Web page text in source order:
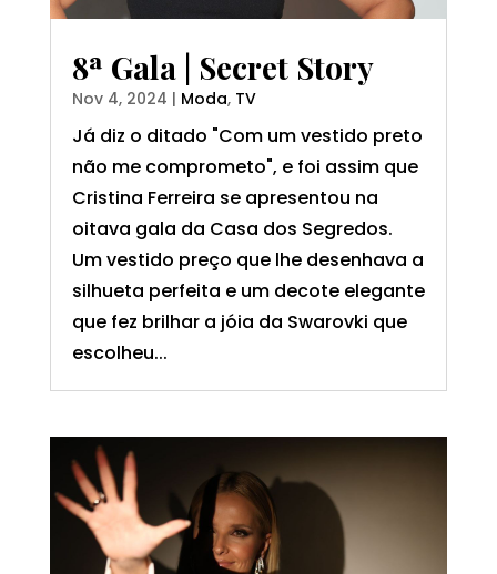
8ª Gala | Secret Story
Nov 4, 2024 | Moda, TV
Já diz o ditado "Com um vestido preto
não me comprometo", e foi assim que
Cristina Ferreira se apresentou na
oitava gala da Casa dos Segredos.
Um vestido preço que lhe desenhava a
silhueta perfeita e um decote elegante
que fez brilhar a jóia da Swarovki que
escolheu...